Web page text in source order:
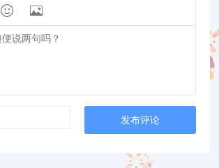
 
发布评论